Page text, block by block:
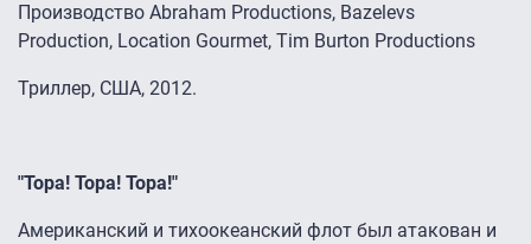
Производство Abraham Productions, Bazelevs
Production, Location Gourmet, Tim Burton Productions
Триллер, США, 2012.
"Тора! Тора! Тора!"
Американский и тихоокеанский флот был атакован и